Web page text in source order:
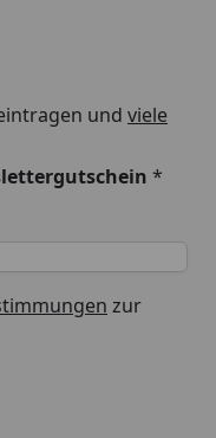
und viele
*
zur